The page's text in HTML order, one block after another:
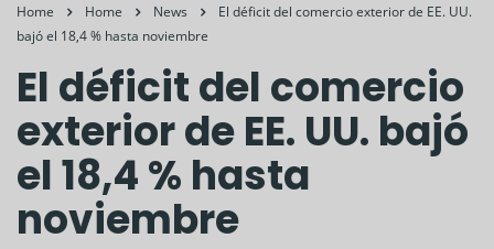
Home Home News
El déficit del comercio exterior de EE. UU.
bajó el 18,4 % hasta noviembre
El déficit del comercio
exterior de EE. UU. bajó
el 18,4 % hasta
noviembre